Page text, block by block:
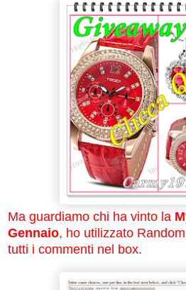
Ma guardiamo chi ha vinto la
Gennaio, ho utilizzato
tutti i commenti nel box.